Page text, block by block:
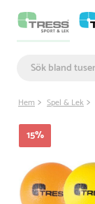
Hem Spel & Lek
15%